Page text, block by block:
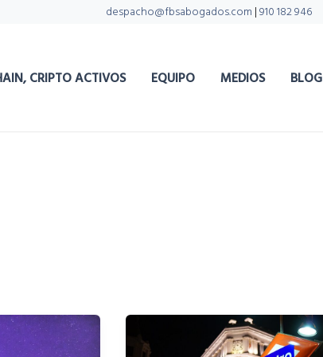
despacho@fbsabogados.com | 910 182 946
CRIPTO ACTIVOS EQUIPO MEDIOS BLOG